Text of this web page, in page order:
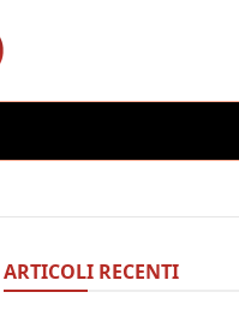
ARTICOLI RECENTI